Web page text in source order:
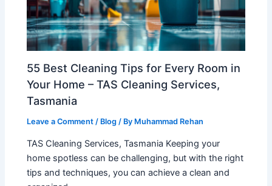
55 Best Cleaning Tips for Every Room in
Your Home – TAS Cleaning Services,
Tasmania
Leave a Comment / Blog / By Muhammad Rehan
TAS Cleaning Services, Tasmania Keeping your
home spotless can be challenging, but with the right
tips and techniques, you can achieve a clean and